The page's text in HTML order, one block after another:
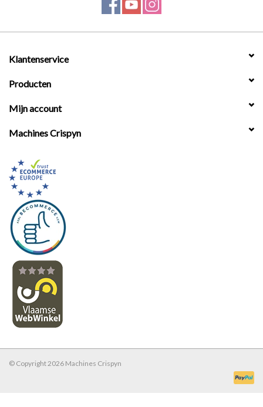
Klantenservice
Producten
Mijn account
Machines Crispyn
© Copyright 2026 Machines Crispyn